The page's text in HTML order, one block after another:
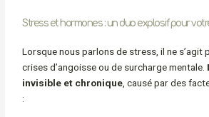
Stress et hormones : un duo explosif pour
Lorsque nous parlons de stress, il ne s’agit
crises d’angoisse ou de surcharge mentale.
invisible et chronique, causé par des
: